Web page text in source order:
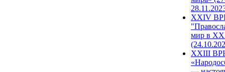
XXIV
мир в
XXIII